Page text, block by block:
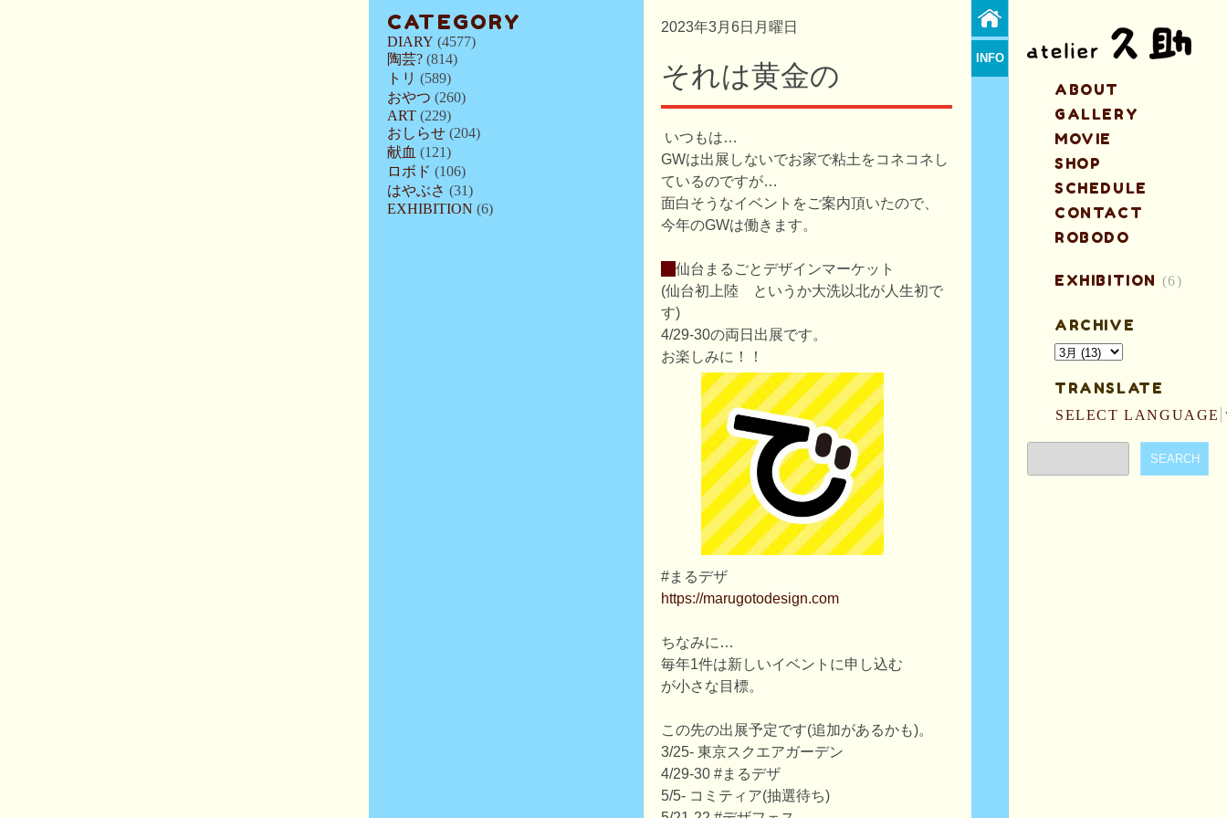
CATEGORY
DIARY (4577)
陶芸? (814)
トリ (589)
おやつ (260)
ART (229)
おしらせ (204)
献血 (121)
ロボド (106)
はやぶさ (31)
EXHIBITION (6)
2023年3月6日月曜日
それは黄金の
いつもは…
GWは出展しないでお家で粘土をコネコネし
ているのですが…
面白そうなイベントをご案内頂いたので、
今年のGWは働きます。
仙台まるごとデザインマーケット
(仙台初上陸 というか大洗以北が人生初で
す)
4/29-30の両日出展です。
お楽しみに！！
#まるデザ
https://marugotodesign.com
ちなみに…
毎年1件は新しいイベントに申し込む
が小さな目標。
この先の出展予定です(追加があるかも)。
3/25- 東京スクエアガーデン
4/29-30 #まるデザ
5/5- コミティア(抽選待ち)
INFO
ABOUT
GALLERY
MOVIE
SHOP
SCHEDULE
CONTACT
ROBODO
EXHIBITION (6)
ARCHIVE
TRANSLATE
SELECT LANGUAGE